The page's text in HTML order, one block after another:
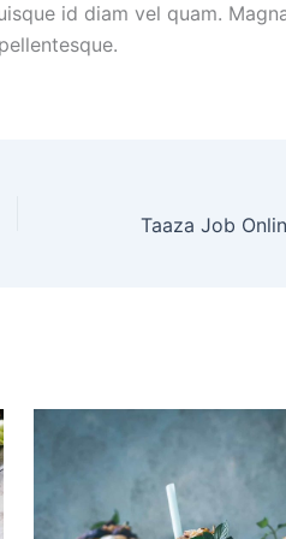
id diam vel quam.